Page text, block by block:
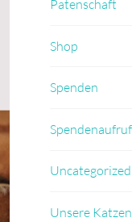
Patenschaft
Shop
Spenden
Spendenaufruf
Uncategorized
Unsere Katzen